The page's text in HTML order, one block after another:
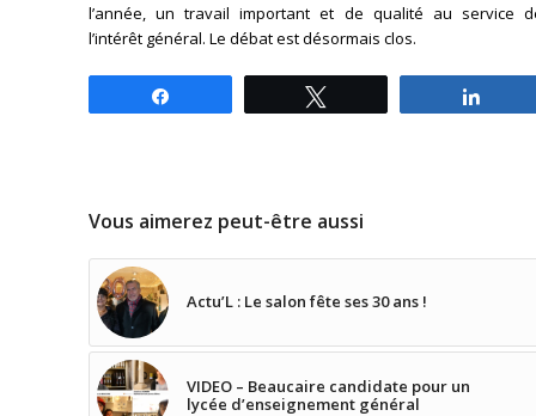
l’année, un travail important et de qualité au service
l’intérêt général. Le débat est désormais clos.
Vous aimerez peut-être aussi
Actu’L : Le salon fête ses 30 ans !
VIDEO – Beaucaire candidate pour un
lycée d’enseignement général